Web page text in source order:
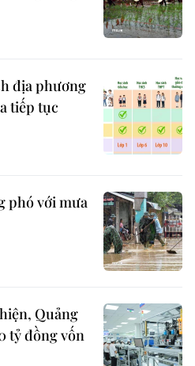
địa phương
tiếp tục
phó với mưa
Quảng
tỷ đồng vốn